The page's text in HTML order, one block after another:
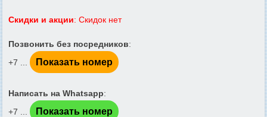
Скидки и акции: Скидок нет
Позвонить без посредников:
+7 ...
Показать номер
Написать на Whatsapp:
+7 ...
Показать номер